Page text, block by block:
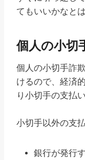
てもいいかなと
個人の小切
個人の小切手詐
けるので、経済
り小切手の支払
小切手以外の支
銀行が発行